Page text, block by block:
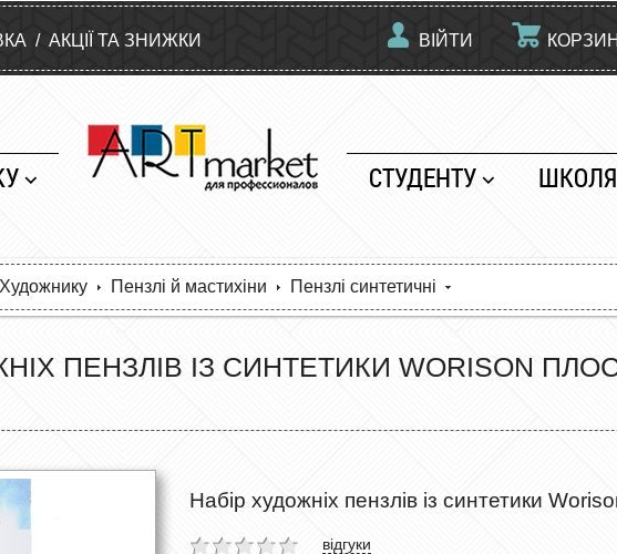
/ АКЦІЇ ТА ЗНИЖКИ ВІЙТИ
СТУДЕНТУ
Художнику Пензлі й мастихіни Пензлі синтетичні
ПЕНЗЛІВ ІЗ СИНТЕТИКИ WORISON
Набір художніх пензлів із синтетики
відгуки